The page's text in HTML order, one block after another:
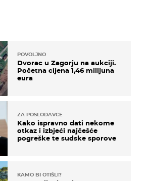
POVOLJNO
Dvorac u Zagorju na aukciji.
Početna cijena 1,46 milijuna
eura
ZA POSLODAVCE
Kako ispravno dati nekome
otkaz i izbjeći najčešće
pogreške te sudske sporove
KAMO BI OTIŠLI?